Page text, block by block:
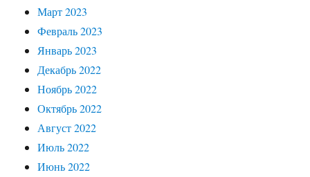
Март 2023
Февраль 2023
Январь 2023
Декабрь 2022
Ноябрь 2022
Октябрь 2022
Август 2022
Июль 2022
Июнь 2022